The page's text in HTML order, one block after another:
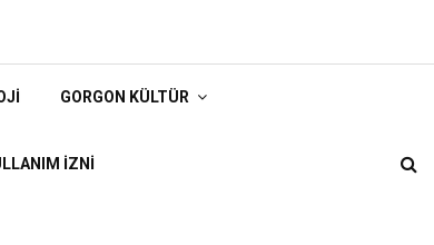
GORGON KÜLTÜR
İZNI